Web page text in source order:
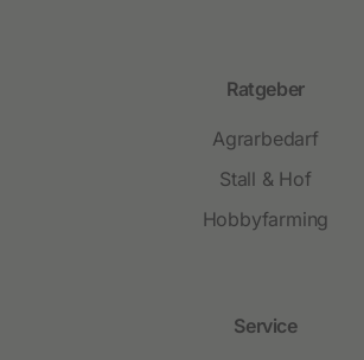
Ratgeber
Agrarbedarf
Stall & Hof
Hobbyfarming
Service